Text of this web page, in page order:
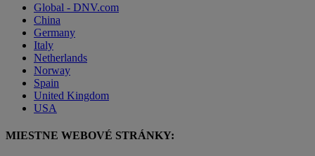
Global - DNV.com
China
Germany
Italy
Netherlands
Norway
Spain
United Kingdom
USA
MIESTNE WEBOVÉ STRÁNKY: